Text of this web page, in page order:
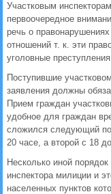
Участковым
первоочередное
речь о
отношений т. к. эти
уголовные
Поступившие
заявления должны
Прием граждан
удобное для граждан
сложился следующий
20 часе, а второй с 18
Несколько иной
инспектора милиции и
населенных пунктов